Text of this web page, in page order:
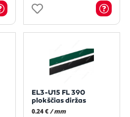
EL3-U15 FL 390
plokščias diržas
0.24 € / mm